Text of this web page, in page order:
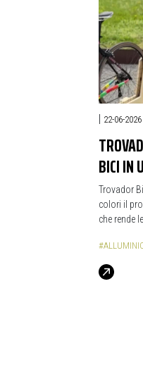
| 22-06-2026
BICI IN
Trovador
colori il
che rende